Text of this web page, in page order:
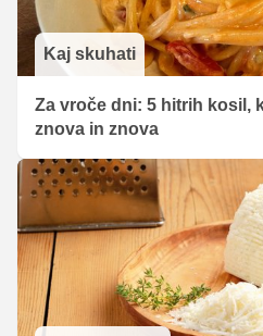
Kaj skuhati
Za vroče dni: 5 hitrih kosil,
znova in znova